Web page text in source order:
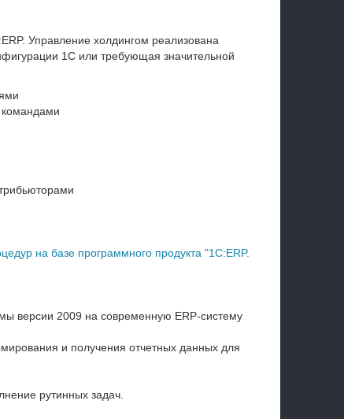
Управление холдингом реализована
1С или требующая значительной
на базе программного продукта "1С:ERP.
версии 2009 на современную ERP-систему
и получения отчетных данных для
рутинных задач.